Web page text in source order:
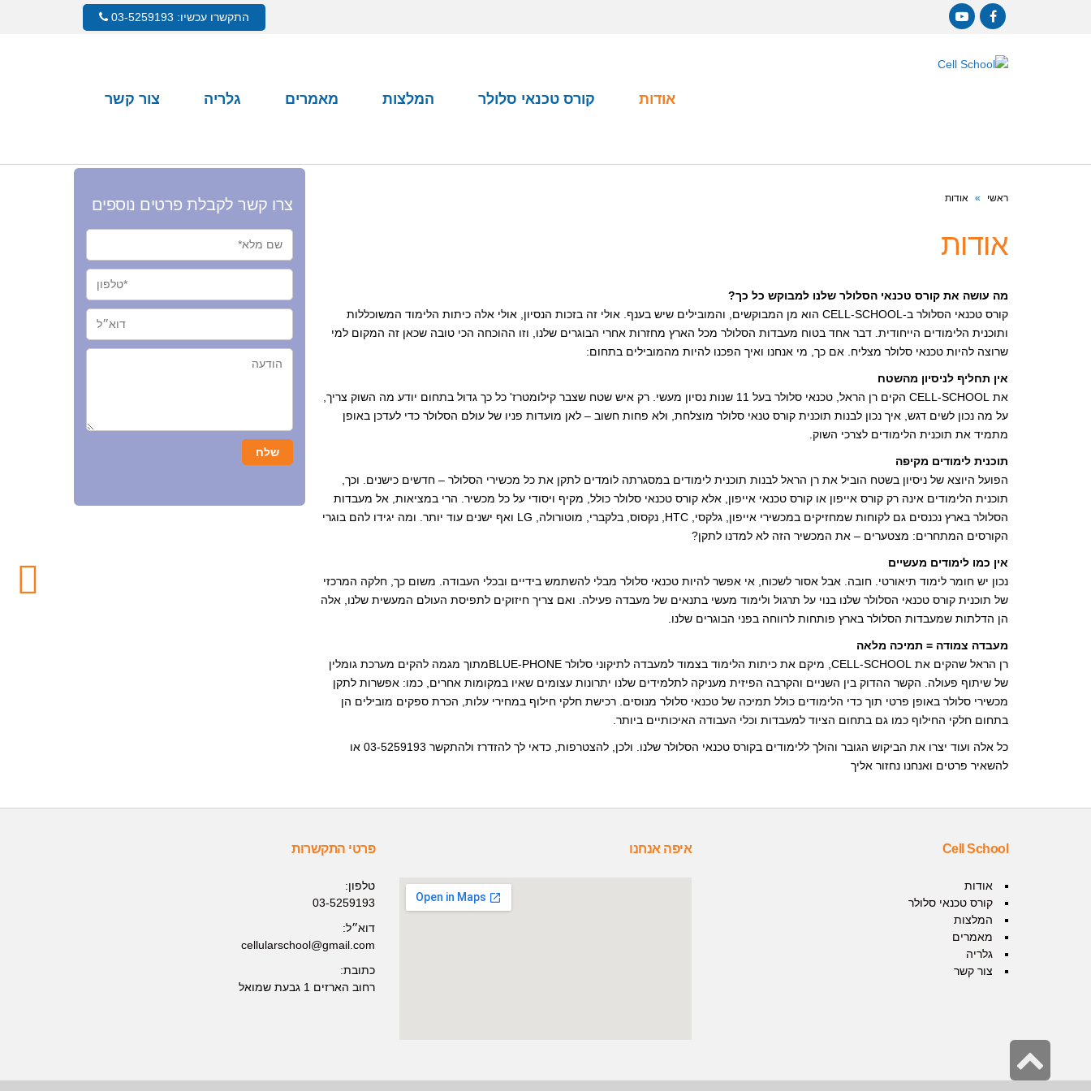
התקשרו עכשיו: 03-5259193
אודות קורס טכנאי סלולר המלצות מאמרים גלריה צור קשר
ראשי » אודות
אודות
מה עושה את קורס טכנאי הסלולר שלנו למבוקש כל כך?
קורס טכנאי הסלולר ב-CELL-SCHOOL הוא מן המבוקשים, והמובילים שיש בענף. אולי זה בזכות הנסיון, אולי אלה כיתות הלימוד המשוכללות
ותוכנית הלימודים הייחודית. דבר אחד בטוח מעבדות הסלולר מכל הארץ מחזרות אחרי הבוגרים שלנו, וזו ההוכחה הכי טובה שכאן זה המקום למי
שרוצה להיות טכנאי סלולר מצליח. אם כך, מי אנחנו ואיך הפכנו להיות מהמובילים בתחום:
אין תחליף לניסיון מהשטח
את CELL-SCHOOL הקים רן הראל, טכנאי סלולר בעל 11 שנות נסיון מעשי. רק איש שטח שצבר קילומטרז' כל כך גדול בתחום יודע מה השוק צריך,
על מה נכון לשים דגש, איך נכון לבנות תוכנית קורס טנאי סלולר מוצלחת, ולא פחות חשוב – לאן מועדות פניו של עולם הסלולר כדי לעדכן באופן
מתמיד את תוכנית הלימודים לצרכי השוק.
תוכנית לימודים מקיפה
הפועל היוצא של ניסיון בשטח הוביל את רן הראל לבנות תוכנית לימודים במסגרתה לומדים לתקן את כל מכשירי הסלולר – חדשים כישנים. וכך,
תוכנית הלימודים אינה רק קורס אייפון או קורס טכנאי אייפון, אלא קורס טכנאי סלולר כולל, מקיף ויסודי על כל מכשיר. הרי במציאות, אל מעבדות
הסלולר בארץ נכנסים גם לקוחות שמחזיקים במכשירי אייפון, גלקסי, HTC, נקסוס, בלקברי, מוטורולה, LG ואף ישנים עוד יותר. ומה יגידו להם בוגרי
הקורסים המתחרים: מצטערים – את המכשיר הזה לא למדנו לתקן?
אין כמו לימודים מעשיים
נכון יש חומר לימוד תיאורטי. חובה. אבל אסור לשכוח, אי אפשר להיות טכנאי סלולר מבלי להשתמש בידיים ובכלי העבודה. משום כך, חלקה המרכזי
של תוכנית קורס טכנאי הסלולר שלנו בנוי על תרגול ולימוד מעשי בתנאים של מעבדה פעילה. ואם צריך חיזוקים לתפיסת העולם המעשית שלנו, אלה
הן הדלתות שמעבדות הסלולר בארץ פותחות לרווחה בפני הבוגרים שלנו.
מעבדה צמודה = תמיכה מלאה
רן הראל שהקים את CELL-SCHOOL, מיקם את כיתות הלימוד בצמוד למעבדה לתיקוני סלולר BLUE-PHONEמתוך מגמה להקים מערכת גומלין
של שיתוף פעולה. הקשר ההדוק בין השניים והקרבה הפיזית מעניקה לתלמידים שלנו יתרונות עצומים שאיו במקומות אחרים, כמו: אפשרות לתקן
מכשירי סלולר באופן פרטי תוך כדי הלימודים כולל תמיכה של טכנאי סלולר מנוסים. רכישת חלקי חילוף במחירי עלות, הכרת ספקים מובילים הן
בתחום חלקי החילוף כמו גם בתחום הציוד למעבדות וכלי העבודה האיכותיים ביותר.
כל אלה ועוד יצרו את הביקוש הגובר והולך ללימודים בקורס טכנאי הסלולר שלנו. ולכן, להצטרפות, כדאי לך להזדרז ולהתקשר 03-5259193 או
להשאיר פרטים ואנחנו נחזור אליך
צרו קשר לקבלת פרטים נוספים
Cell School
אודות
קורס טכנאי סלולר
המלצות
מאמרים
גלריה
צור קשר
איפה אנחנו פרטי התקשרות
טלפון:
03-5259193
דוא״ל:
cellularschool@gmail.com
כתובת:
רחוב הארזים 1 גבעת שמואל